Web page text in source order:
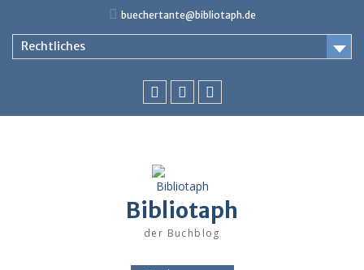
content
buechertante@bibliotaph.de
Rechtliches
Bibliotaph
der Buchblog